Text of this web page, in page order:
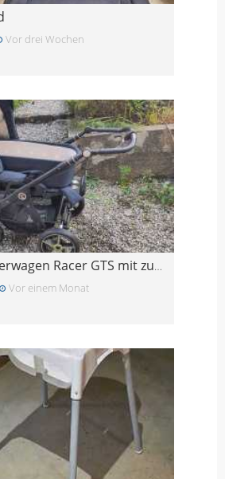
Vor drei Wochen
Hartan Kinderwagen Racer GTS mit zusätzlicher Hand
Vor einem Monat